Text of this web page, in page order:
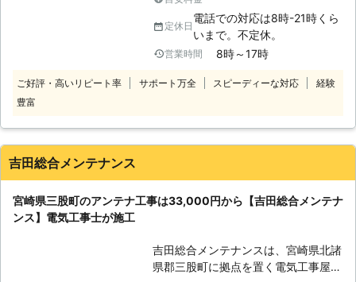
ナは鋭利であり、かつ金属製品であり
重量があるため、高いところから落下
してしまった場合には下にいる人に当
たりけがをしてしまうことも考えられ
るからです。そのため、このような悲
惨な事故を未然に食い止めるために
がけております。
定休日
電話での対応は8時-21時くら
いまで。不定休。
営業時間 8時～17時
ご好評・高いリピート率 サポート万全 スピーディーな対応
経験
豊富
吉田総合メンテナンス
宮崎県三股町のアンテナ工事は33,000円から【吉田総合メンテナ
ンス】電気工事士が施工
吉田総合メンテナンスは、宮崎県北諸
県郡三股町に拠点を置く電気工事屋で